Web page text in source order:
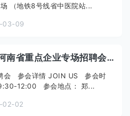
（地铁8号线省中医院站...
03-09
2月28日（周六）河南省重点企业专场招聘会！
会 参会详情 JOIN US 参会时
12:00 参会地点： 郑...
02-02